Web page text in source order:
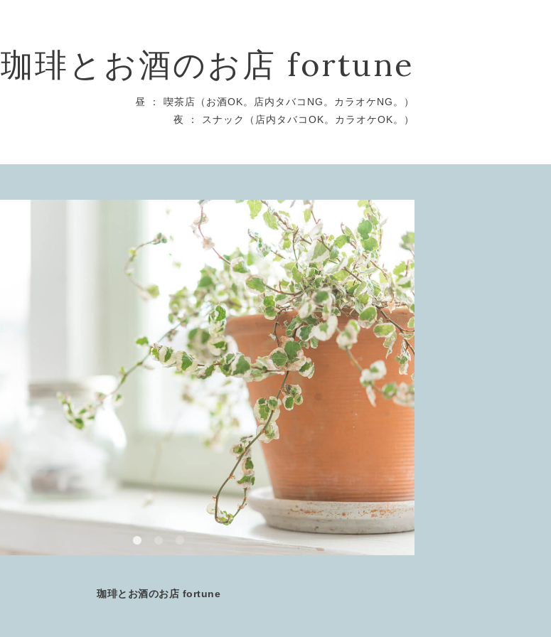
珈琲とお酒のお店 fortune
昼 ： 喫茶店（お酒OK。店内タバコNG。カラオケNG。）
夜 ： スナック（店内タバコOK。カラオケOK。）
珈琲とお酒のお店 fortune